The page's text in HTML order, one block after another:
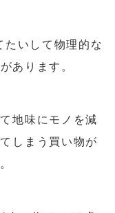
いして物理的な
あります。
地味にモノを減
しまう買い物が